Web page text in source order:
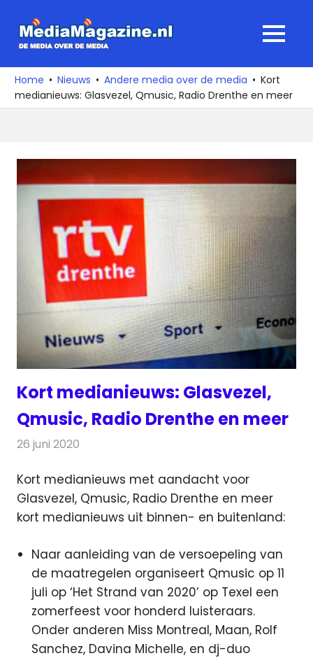
naar
media
over
de
MENU
Home Nieuws Andere media over de media
Kort
medianieuws: Glasvezel, Qmusic, Radio Drenthe en meer
Kort medianieuws: Glasvezel,
Qmusic, Radio Drenthe en meer
26 juni 2020
Kort medianieuws met aandacht voor
Glasvezel, Qmusic, Radio Drenthe en meer
kort medianieuws uit binnen- en buitenland:
Naar aanleiding van de versoepeling van
de maatregelen organiseert Qmusic op 11
juli op ‘Het Strand van 2020’ op Texel een
zomerfeest voor honderd luisteraars.
Onder anderen Miss Montreal, Maan, Rolf
Sanchez, Davina Michelle, en dj-duo